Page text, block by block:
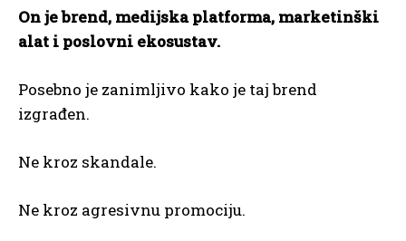
On je brend, medijska platforma, marketinški
alat i poslovni ekosustav.
Posebno je zanimljivo kako je taj brend
izgrađen.
Ne kroz skandale.
Ne kroz agresivnu promociju.